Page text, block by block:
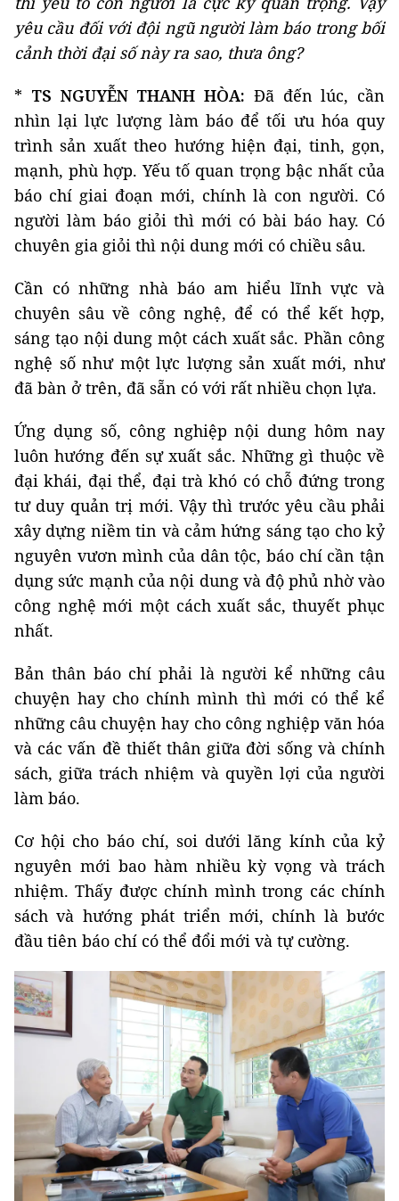
yêu cầu đối với đội ngũ người làm báo trong bối
cảnh thời đại số này ra sao, thưa ông?
* TS NGUYỄN THANH HÒA: Đã đến lúc, cần
nhìn lại lực lượng làm báo để tối ưu hóa quy
trình sản xuất theo hướng hiện đại, tinh, gọn,
mạnh, phù hợp. Yếu tố quan trọng bậc nhất của
báo chí giai đoạn mới, chính là con người. Có
người làm báo giỏi thì mới có bài báo hay. Có
chuyên gia giỏi thì nội dung mới có chiều sâu.
Cần có những nhà báo am hiểu lĩnh vực và
chuyên sâu về công nghệ, để có thể kết hợp,
sáng tạo nội dung một cách xuất sắc. Phần công
nghệ số như một lực lượng sản xuất mới, như
đã bàn ở trên, đã sẵn có với rất nhiều chọn lựa.
Ứng dụng số, công nghiệp nội dung hôm nay
luôn hướng đến sự xuất sắc. Những gì thuộc về
đại khái, đại thể, đại trà khó có chỗ đứng trong
tư duy quản trị mới. Vậy thì trước yêu cầu phải
xây dựng niềm tin và cảm hứng sáng tạo cho kỷ
nguyên vươn mình của dân tộc, báo chí cần tận
dụng sức mạnh của nội dung và độ phủ nhờ vào
công nghệ mới một cách xuất sắc, thuyết phục
nhất.
Bản thân báo chí phải là người kể những câu
chuyện hay cho chính mình thì mới có thể kể
những câu chuyện hay cho công nghiệp văn hóa
và các vấn đề thiết thân giữa đời sống và chính
sách, giữa trách nhiệm và quyền lợi của người
làm báo.
Cơ hội cho báo chí, soi dưới lăng kính của kỷ
nguyên mới bao hàm nhiều kỳ vọng và trách
nhiệm. Thấy được chính mình trong các chính
sách và hướng phát triển mới, chính là bước
đầu tiên báo chí có thể đổi mới và tự cường.